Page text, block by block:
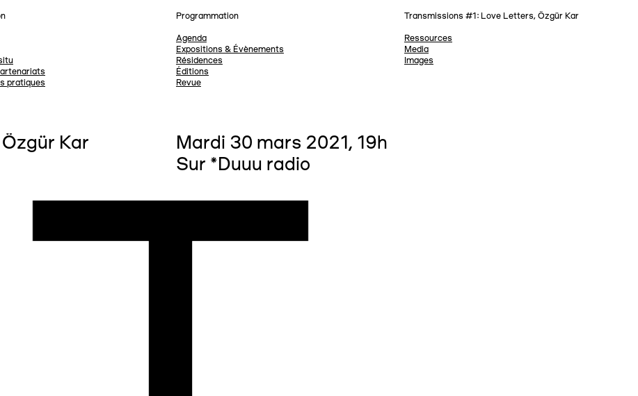
Transmissions #1: Love Letters, Özgür Kar
Ressources
Media
Images
pratiques
Programmation
Agenda
Expositions & Évènements
Résidences
Éditions
Revue
Kar
Mardi 30 mars 2021, 19h
Sur *Duuu radio